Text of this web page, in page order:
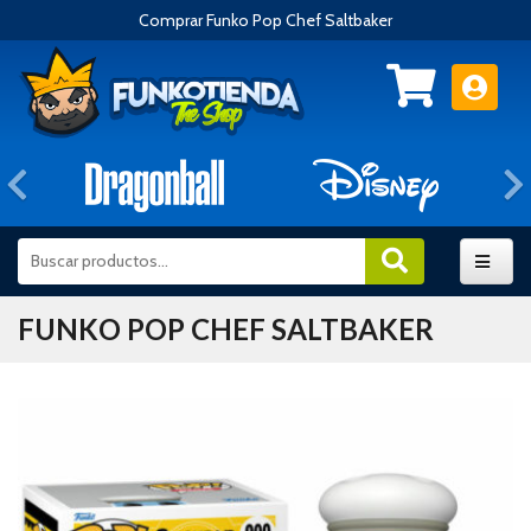
Comprar Funko Pop Chef Saltbaker
Anterior
FUNKO POP CHEF SALTBAKER